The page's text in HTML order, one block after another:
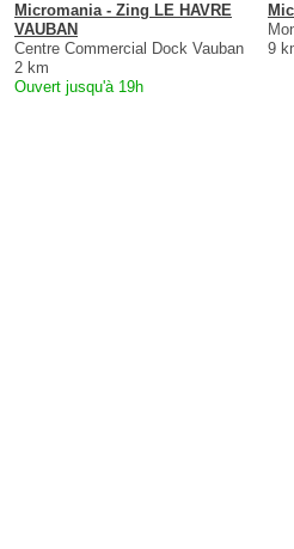
Micromania - Zing LE HAVRE
VAUBAN
Centre Commercial Dock Vauban
2 km
Ouvert jusqu'à 19h
9